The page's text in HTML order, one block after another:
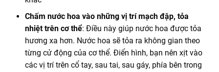
Chấm nước hoa vào nhữngvị trí mạch đập, tỏa
nhiệt trên cơ thể: Điều này giúp nước hoa được tỏa
hương xa hơn. Nước hoa sẽ tỏa ra không gian theo
từng cử động của cơ thể. Điển hình, bạn nên xịt vào
các vị trí trên cổ tay, sau tai, sau gáy, phía bên trong